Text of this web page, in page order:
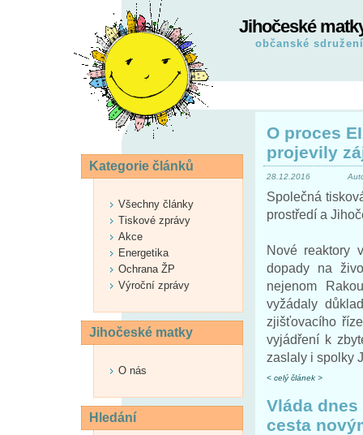
Jihočeské
občanské sdružení
O proces
projevily
28.12.2016
Společná
prostředí a
Nové reaktory
dopady na
nejenom
vyžádaly
zjišťovacího
vyjádření k
zaslaly i spolky
< celý článek >
Vláda
cesta
Kategorie článků
Všechny články
Tiskové zprávy
Akce
Energetika
Ochrana ŽP
Výroční zprávy
Jihočeské matky
O nás
Hledání